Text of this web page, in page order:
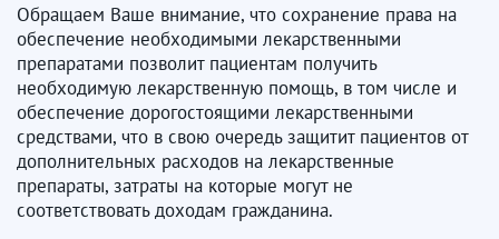
Обращаем Ваше внимание, что сохранение права на
обеспечение необходимыми лекарственными
препаратами позволит пациентам получить
необходимую лекарственную помощь, в том числе и
обеспечение дорогостоящими лекарственными
средствами, что в свою очередь защитит пациентов от
дополнительных расходов на лекарственные
препараты, затраты на которые могут не
соответствовать доходам гражданина.